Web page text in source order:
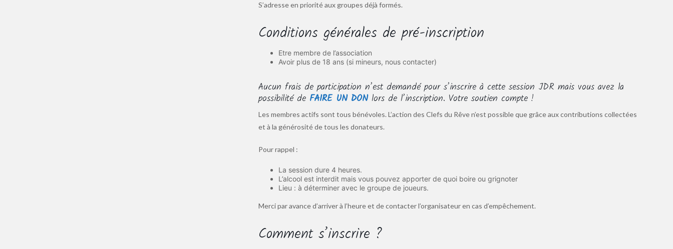
S’adresse en priorité aux groupes déjà formés.
Conditions générales de pré-inscription
Etre membre de l’association
Avoir plus de 18 ans (si mineurs, nous contacter)
Aucun frais de participation n’est demandé pour s’inscrire à cette session JDR mais vous avez la
possibilité de FAIRE UN DON lors de l’inscription. Votre soutien compte !
Les membres actifs sont tous bénévoles. L’action des Clefs du Rêve n’est possible que grâce aux contributions collectées
et à la générosité de tous les donateurs.
Pour rappel :
La session dure 4 heures.
L’alcool est interdit mais vous pouvez apporter de quoi boire ou grignoter
Lieu : à déterminer avec le groupe de joueurs.
Merci par avance d’arriver à l’heure et de contacter l’organisateur en cas d’empêchement.
Comment s’inscrire ?